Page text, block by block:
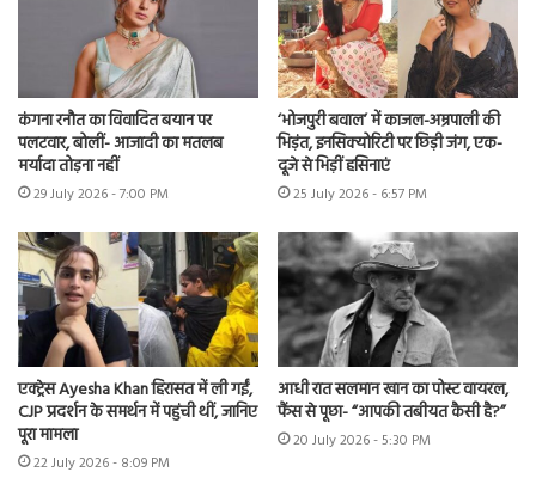
कंगना रनौत का विवादित बयान पर
पलटवार, बोलीं- आजादी का मतलब
मर्यादा तोड़ना नहीं
29 July 2026 - 7:00 PM
‘भोजपुरी बवाल’ में काजल-अम्रपाली की
भिड़ंत, इनसिक्योरिटी पर छिड़ी जंग, एक-
दूजे से भिड़ीं हसिनाएं
25 July 2026 - 6:57 PM
एक्ट्रेस Ayesha Khan हिरासत में ली गईं,
CJP प्रदर्शन के समर्थन में पहुंची थीं, जानिए
पूरा मामला
22 July 2026 - 8:09 PM
आधी रात सलमान खान का पोस्ट वायरल,
फैंस से पूछा- “आपकी तबीयत कैसी है?”
20 July 2026 - 5:30 PM